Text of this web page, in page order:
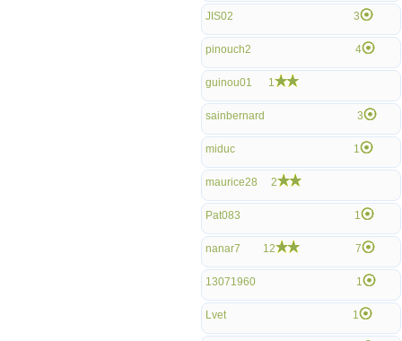
JIS02 3
pinouch2 4
guinou01 1
sainbernard 3
miduc 1
maurice28 2
Pat083 1
nanar7 12 7
13071960 1
Lvet 1